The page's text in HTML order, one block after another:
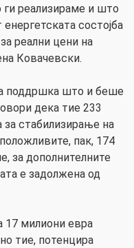
реализираме и што
состојба
реални цени на
Ковачевски.
поддршка што и беше
дека тие 233
за стабилизирање на
пак, 174
за дополнителните
е задолжена од
17 милиони евра
тие, потенцира